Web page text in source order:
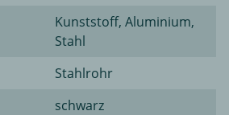
Kunststoff, Aluminium,
Stahl
Stahlrohr
schwarz